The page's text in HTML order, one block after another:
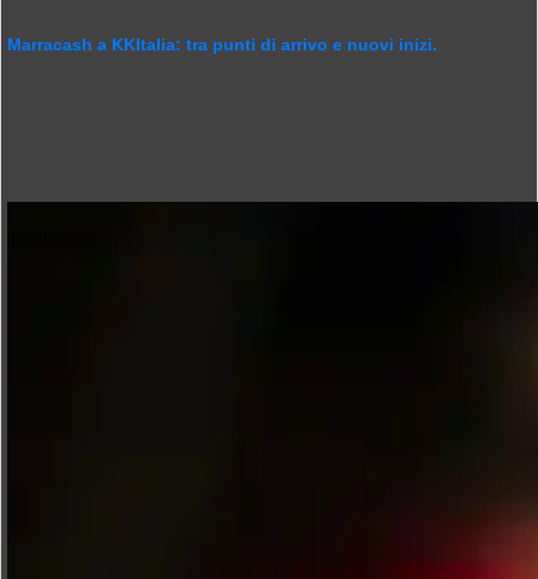
Marracash a KKItalia: tra punti di arrivo e nuovi inizi.